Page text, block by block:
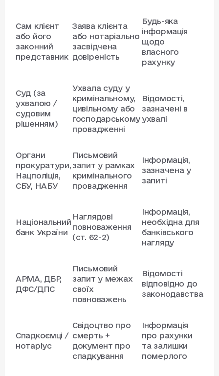
Сам клієнт
або його
законний
представник
Заява клієнта
або нотаріально
засвідчена
довіреність
Будь-яка
інформація
щодо
власного
рахунку
Суд (за
ухвалою /
судовим
рішенням)
Ухвала суду у
кримінальному,
цивільному або
господарському
провадженні
Відомості,
зазначені в
ухвалі
Органи
прокуратури,
Нацполіція,
СБУ, НАБУ
Письмовий
запит у рамках
кримінального
провадження
Інформація,
зазначена у
запиті
Національний
банк України
Наглядові
повноваження
(ст. 62-2)
Інформація,
необхідна для
банківського
нагляду
АРМА, ДБР,
ДФС/ДПС
Письмовий
запит у межах
своїх
повноважень
Відомості
відповідно до
законодавства
Спадкоємці /
нотаріус
Свідоцтво про
смерть +
документ про
спадкування
Інформація
про рахунки
та залишки
померлого